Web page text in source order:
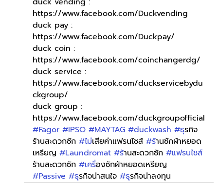
https://www.facebook.com/Duckvending
duck pay :
https://www.facebook.com/Duckpay/
duck coin :
https://www.facebook.com/coinchangerdg/
duck service :
https://www.facebook.com/duckservicebydu
ckgroup/
duck group :
https://www.facebook.com/duckgroupofficial
#Fagor #IPSO #MAYTAG #duckwash #ธุรกิจ
ร้านสะดวกซัก #ไม่เสียค่าแฟรนไชส์ #ร้านซักผ้าหยอด
เหรียญ #Laundromat #ร้านสะดวกซัก #แฟรนไชส์
ร้านสะดวกซัก #เครื่องซักผ้าหยอดเหรียญ
#Passive #ธุรกิจน่าสนใจ #ธุรกิจน่าลงทุน